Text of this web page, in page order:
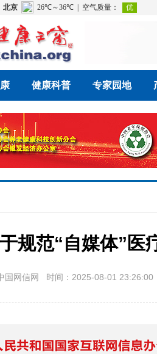
健康科普 专家园地
规范“自媒体”医
国网信网 时间：2025-08-01 23:26:00